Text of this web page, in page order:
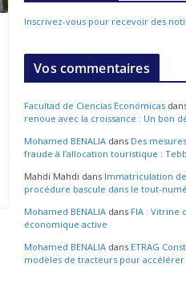
Inscrivez-vous pour recevoir des
Vos commentaires
Facultad de Ciencias Económicas
renoue avec la croissance : Un bon
Mohamed BENALIA dans Des
fraude à l’allocation touristique :
Mahdi Mahdi dans Immatriculation
procédure bascule dans le tout-
Mohamed BENALIA dans FIA : Vitrine
économique active
Mohamed BENALIA dans ETRAG
modèles de tracteurs pour